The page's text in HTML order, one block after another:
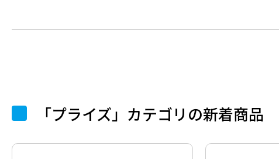
「プライズ」カテゴリの新着商品